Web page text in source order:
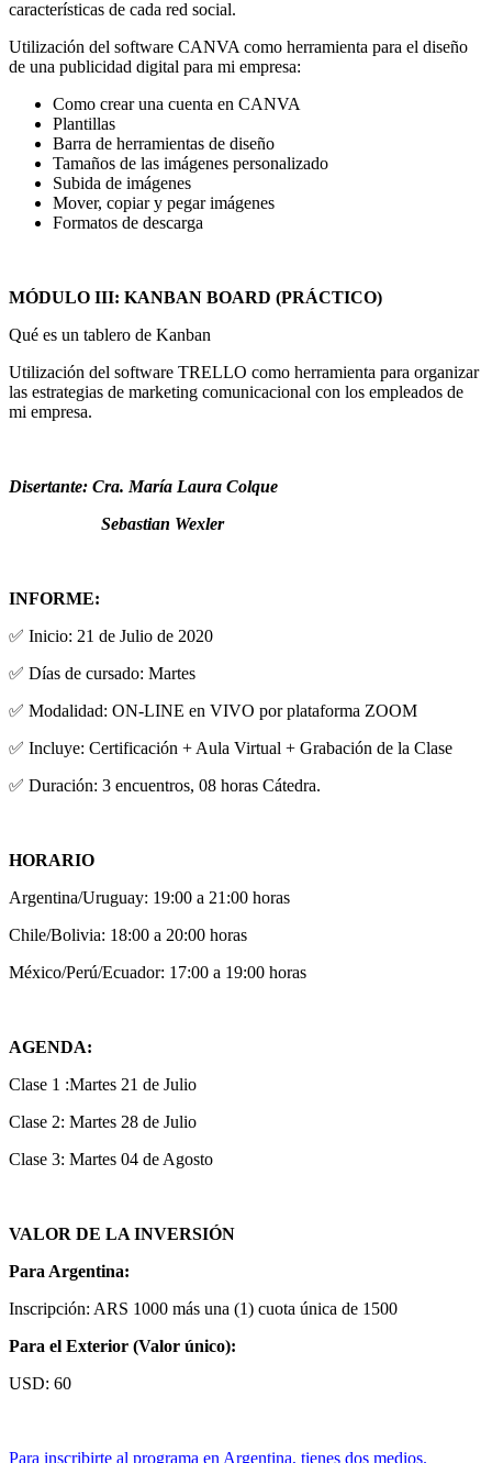
características de cada red social.
Utilización del software CANVA como herramienta para el diseño
de una publicidad digital para mi empresa:
Como crear una cuenta en CANVA
Plantillas
Barra de herramientas de diseño
Tamaños de las imágenes personalizado
Subida de imágenes
Mover, copiar y pegar imágenes
Formatos de descarga
MÓDULO III: KANBAN BOARD (PRÁCTICO)
Qué es un tablero de Kanban
Utilización del software TRELLO como herramienta para organizar
las estrategias de marketing comunicacional con los empleados de
mi empresa.
Disertante: Cra. María Laura Colque
Sebastian Wexler
INFORME:
✅ Inicio: 21 de Julio de 2020
✅ Días de cursado: Martes
✅ Modalidad: ON-LINE en VIVO por plataforma ZOOM
✅ Incluye: Certificación + Aula Virtual + Grabación de la Clase
✅ Duración: 3 encuentros, 08 horas Cátedra.
HORARIO
Argentina/Uruguay: 19:00 a 21:00 horas
Chile/Bolivia: 18:00 a 20:00 horas
México/Perú/Ecuador: 17:00 a 19:00 horas
AGENDA:
Clase 1 :Martes 21 de Julio
Clase 2: Martes 28 de Julio
Clase 3: Martes 04 de Agosto
VALOR DE LA INVERSIÓN
Para Argentina:
Inscripción: ARS 1000 más una (1) cuota única de 1500
Para el Exterior (Valor único):
USD: 60
Para inscribirte al programa en Argentina, tienes dos medios.